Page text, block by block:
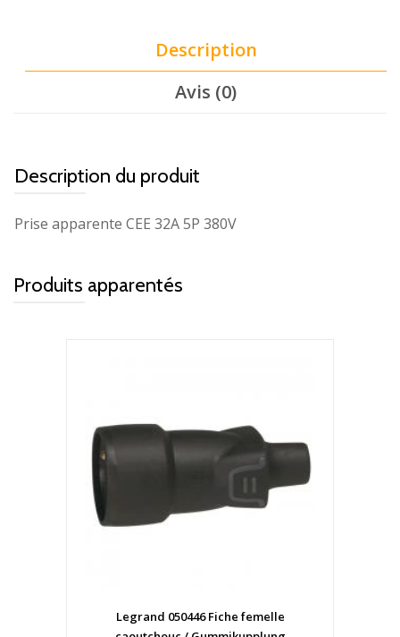
Description
Avis (0)
Description du produit
Prise apparente CEE 32A 5P 380V
Produits apparentés
Legrand 050446 Fiche femelle